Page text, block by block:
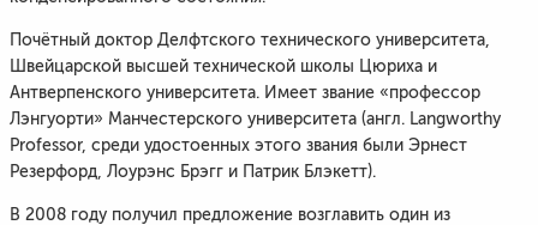
Почётный доктор Делфтского технического университета,
Швейцарской высшей технической школы Цюриха и
Антверпенского университета. Имеет звание «профессор
Лэнгуорти» Манчестерского университета (англ. Langworthy
Professor, среди удостоенных этого звания были Эрнест
Резерфорд, Лоурэнс Брэгг и Патрик Блэкетт).
В 2008 году получил предложение возглавить один из